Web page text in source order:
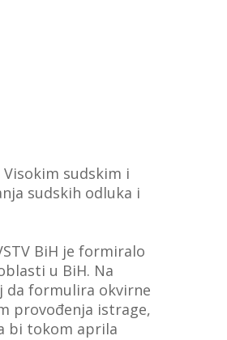
sudskim i
sudskih odluka i
BiH je formiralo
u BiH. Na
da formulira okvirne
provođenja istrage,
bi tokom aprila